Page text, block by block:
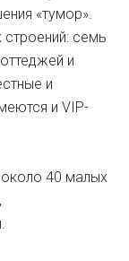
«тумор».
семь
и
и
и VIP-
около 40 малых